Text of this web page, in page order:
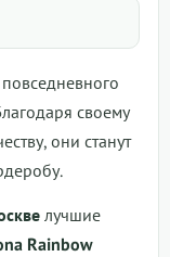
своему
они станут
лучшие
Rainbow